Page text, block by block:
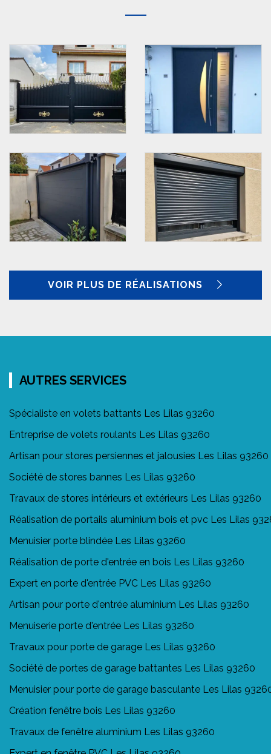
VOIR PLUS DE RÉALISATIONS
AUTRES SERVICES
Spécialiste en volets battants Les Lilas 93260
Entreprise de volets roulants Les Lilas 93260
Artisan pour stores persiennes et jalousies Les Lilas 93260
Société de stores bannes Les Lilas 93260
Travaux de stores intérieurs et extérieurs Les Lilas 93260
Réalisation de portails aluminium bois et pvc Les Lilas
Menuisier porte blindée Les Lilas 93260
Réalisation de porte d'entrée en bois Les Lilas 93260
Expert en porte d'entrée PVC Les Lilas 93260
Artisan pour porte d'entrée aluminium Les Lilas 93260
Menuiserie porte d'entrée Les Lilas 93260
Travaux pour porte de garage Les Lilas 93260
Société de portes de garage battantes Les Lilas 93260
Menuisier pour porte de garage basculante Les Lilas
Création fenêtre bois Les Lilas 93260
Travaux de fenêtre aluminium Les Lilas 93260